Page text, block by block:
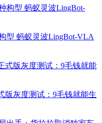
型 蚂蚁灵波LingBot-VLA
版灰度测试：9毛钱就能生